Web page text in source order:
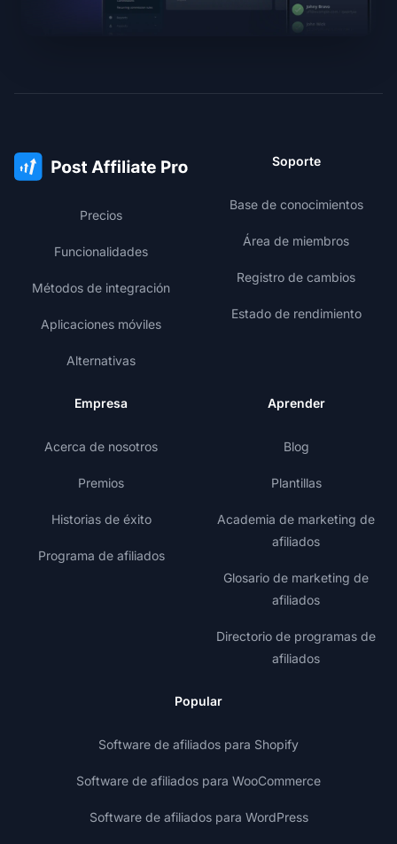
Precios
Funcionalidades
Métodos de integración
Aplicaciones móviles
Alternativas
Soporte
Base de conocimientos
Área de miembros
Registro de cambios
Estado de rendimiento
Empresa
Acerca de nosotros
Premios
Historias de éxito
Programa de afiliados
Aprender
Blog
Plantillas
Academia de marketing de
afiliados
Glosario de marketing de
afiliados
Directorio de programas de
afiliados
Popular
Software de afiliados para Shopify
Software de afiliados para WooCommerce
Software de afiliados para WordPress